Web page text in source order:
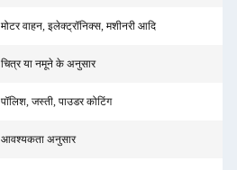
मोटर वाहन, इलेक्ट्रॉनिक्स, मशीनरी आदि
चित्र या नमूने के अनुसार
पॉलिश, जस्ती, पाउडर कोटिंग
आवश्यकता अनुसार